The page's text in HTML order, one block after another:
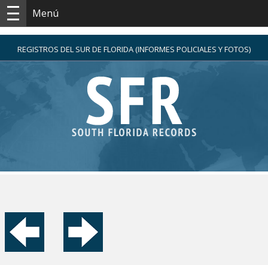
Menú
REGISTROS DEL SUR DE FLORIDA (INFORMES POLICIALES Y FOTOS)